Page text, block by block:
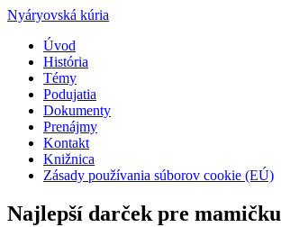
Nyáryovská kúria
Úvod
História
Témy
Podujatia
Dokumenty
Prenájmy
Kontakt
Knižnica
Zásady používania súborov cookie (EÚ)
Najlepší darček pre mamičku